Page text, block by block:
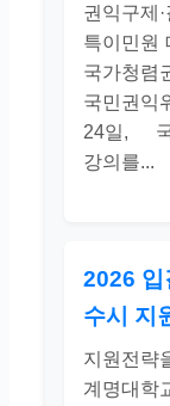
권익구
특이민원
국가
국민권익
24일, 국
강의를...
2026 입
수시 지
지원전
계명대